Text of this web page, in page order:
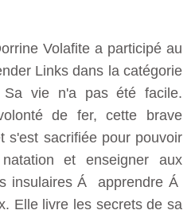
Volafite a participé au
Links dans la catégorie
Sa vie n'a pas été facile.
de fer, cette brave
s'est sacrifiée pour pouvoir
et enseigner aux
insulaires Á apprendre Á
Elle livre les secrets de sa